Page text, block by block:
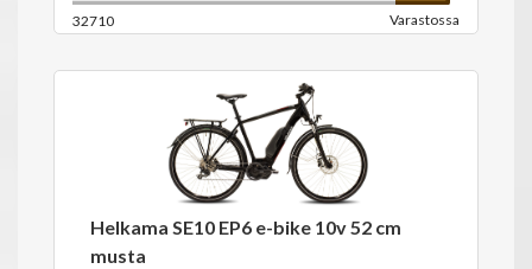
32710 Varastossa
Helkama SE10 EP6 e-bike 10v 52 cm
musta